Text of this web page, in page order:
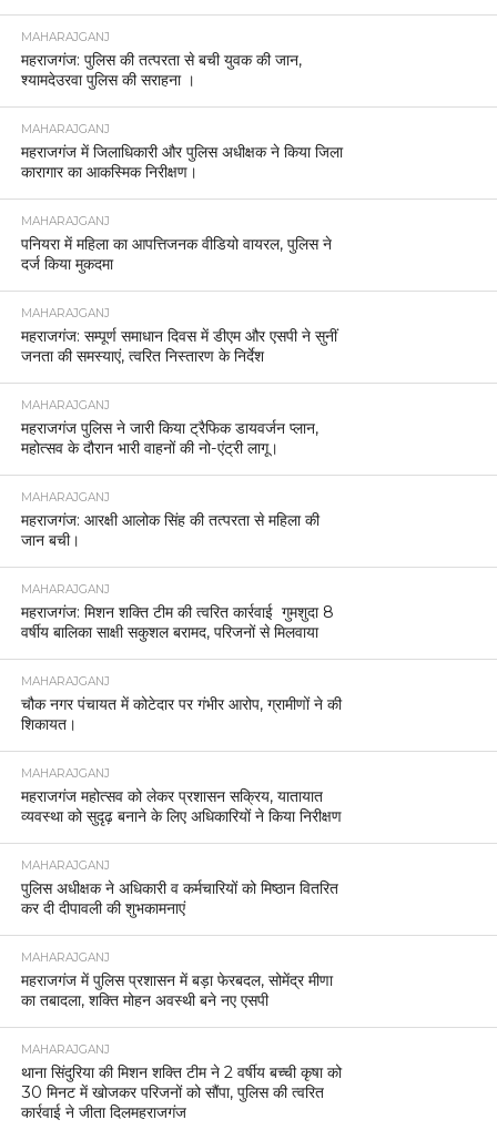
MAHARAJGANJ
महराजगंज: पुलिस की तत्परता से बची युवक की जान,
श्यामदेउरवा पुलिस की सराहना ।
MAHARAJGANJ
महराजगंज में जिलाधिकारी और पुलिस अधीक्षक ने किया जिला
कारागार का आकस्मिक निरीक्षण।
MAHARAJGANJ
पनियरा में महिला का आपत्तिजनक वीडियो वायरल, पुलिस ने
दर्ज किया मुकदमा
MAHARAJGANJ
महराजगंज: सम्पूर्ण समाधान दिवस में डीएम और एसपी ने सुनीं
जनता की समस्याएं, त्वरित निस्तारण के निर्देश
MAHARAJGANJ
महराजगंज पुलिस ने जारी किया ट्रैफिक डायवर्जन प्लान,
महोत्सव के दौरान भारी वाहनों की नो-एंट्री लागू।
MAHARAJGANJ
महराजगंज: आरक्षी आलोक सिंह की तत्परता से महिला की
जान बची।
MAHARAJGANJ
महराजगंज: मिशन शक्ति टीम की त्वरित कार्रवाई गुमशुदा 8
वर्षीय बालिका साक्षी सकुशल बरामद, परिजनों से मिलवाया
MAHARAJGANJ
चौक नगर पंचायत में कोटेदार पर गंभीर आरोप, ग्रामीणों ने की
शिकायत।
MAHARAJGANJ
महराजगंज महोत्सव को लेकर प्रशासन सक्रिय, यातायात
व्यवस्था को सुदृढ़ बनाने के लिए अधिकारियों ने किया निरीक्षण
MAHARAJGANJ
पुलिस अधीक्षक ने अधिकारी व कर्मचारियों को मिष्ठान वितरित
कर दी दीपावली की शुभकामनाएं
MAHARAJGANJ
महराजगंज में पुलिस प्रशासन में बड़ा फेरबदल, सोमेंद्र मीणा
का तबादला, शक्ति मोहन अवस्थी बने नए एसपी
MAHARAJGANJ
थाना सिंदुरिया की मिशन शक्ति टीम ने 2 वर्षीय बच्ची कृषा को
30 मिनट में खोजकर परिजनों को सौंपा, पुलिस की त्वरित
कार्रवाई ने जीता दिलमहराजगंज